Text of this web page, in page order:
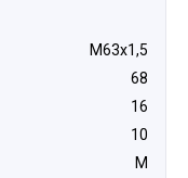
М63х1,5
68
16
10
М